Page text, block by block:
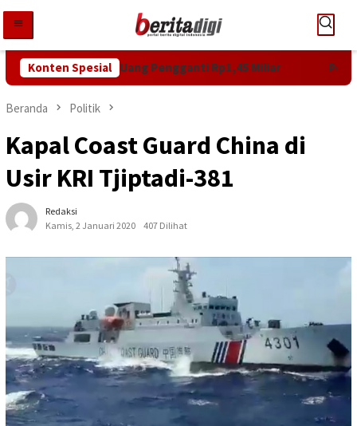
konten
Konten Spesial
Bebankan Uang Pengganti Rp1,45 Miliar Potensi
Beranda Politik
Kapal Coast Guard China di
Usir KRI Tjiptadi-381
Redaksi
Kamis, 2 Januari 2020
407 Dilihat